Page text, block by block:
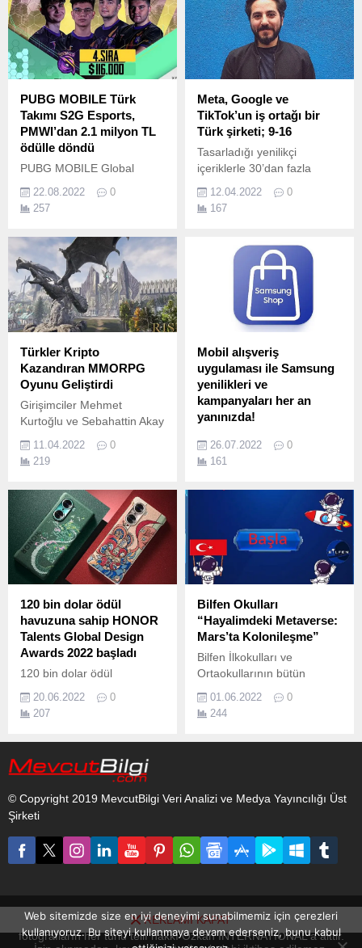
PUBG MOBILE Türk
Takımı S2G Esports,
PMWI’dan 2.1 milyon TL
ödülle döndü
PUBG MOBILE Global
Turnuvasında Türk takımları
adına yeni başarı! Suudi
Arabistan’ın Riyad şehrinde
World Invitational 2022
Afterparty Showdown
turnuvasında yarışan S2G
Esports, 2.
22.08.2022
0
257
Meta, Google ve
TikTok’un iş ortağı bir
Türk şirketi; 9-16
Tasarladığı yenilikçi
içeriklerle 30’dan fazla
ülkede adından söz ettiren
9-16, Meta’nın Türkiye’de
kabul ettiği ilk pazarlama
sıra TikTok'un Ortadoğu ve
Afrika Bölgesi’nden seçtiği
ilk, Avrupa’dan seçtiği
üçüncü iş ortağı oldu.
12.04.2022
0
167
Türkler Kripto
Kazandıran MMORPG
Oyunu Geliştirdi
Girişimciler Mehmet
Kurtoğlu ve Sebahattin Akay
kurulan başarılı oyun şirketi
Roko Game’in 25 kişilik
süreci sonunda ortaya
çıkardığı MMORPG türü ilk
oyunu Rise Online World 15
Nisan günü erişime açılıyor.
11.04.2022
0
219
Mobil alışveriş
uygulaması ile Samsung
yenilikleri ve
kampanyaları her an
yanınızda!
dünyasını kişiye özel
tekliflerle keşfedin…
uygulaması Samsung Shop,
artık kullanıcılara anlık,
kişiye özel avantajlı teklifler
sunuyor.
26.07.2022
0
161
120 bin dolar ödül
havuzuna sahip HONOR
Talents Global Design
Awards 2022 başladı
120 bin dolar ödül
havuzuna sahip HONOR
Talents Global Design
Awards 2022 başladı
yarışması, akıllı
telefonlardaki kullanıcı
deneyimini geliştirmek için
yaratıcı kişilerin
yeteneklerini
değerlendirmeyi hedefliyor.
20.06.2022
0
207
Bilfen Okulları
“Hayalimdeki Metaverse:
Mars’ta Kolonileşme”
Bilfen İlkokulları ve
Ortaokullarının bütün
kampüslerinden 4, 5, 6 ve
7.
01.06.2022
0
244
© Copyright 2019 MevcutBilgi Veri Analizi ve Medya Yayıncılığı Üst
Şirketi
www.mevcutbilgi.com internet sitesinde yayınlanan yazı, haber ve
fotoğrafların her türlü telif hakkı Ozkan INTERNATIONAL'a aittir.
REKLAMI KAPAT
Web sitemizde size en iyi deneyimi sunabilmemiz için çerezleri
kullanıyoruz. Bu siteyi kullanmaya devam ederseniz, bunu kabul